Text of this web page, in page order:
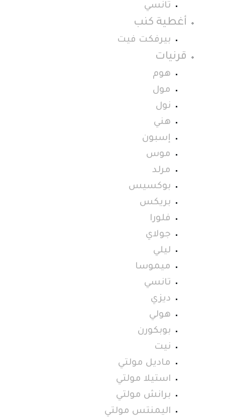
تانسي
أغطية كنب
بيرفكت فيت
قرنيات
هوم
مول
نول
هني
إسبون
موس
مرلد
بوكسيس
بريكس
فلورا
جولاي
ليلي
ميموسا
تانسي
ديزي
هولي
بوبكورن
نيت
ماديل مولتي
استيلا مولتي
برانش مولتي
اليمنتس مولتي